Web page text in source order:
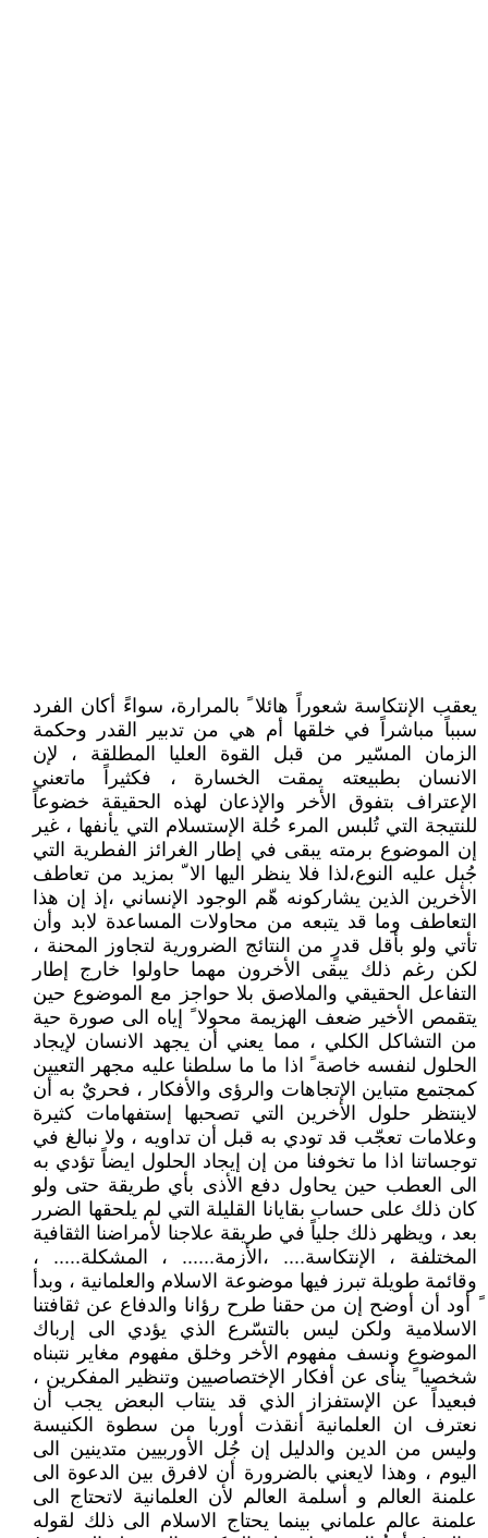
يعقب الإنتكاسة شعوراً هائلا ً بالمرارة، سواءً أكان الفرد
سبباً مباشراً في خلقها أم هي من تدبير القدر وحكمة
الزمان المسّير من قبل القوة العليا المطلقة ، لإن
الانسان بطبيعته يمقت الخسارة ، فكثيراً ماتعني
الإعتراف بتفوق الأخر والإذعان لهذه الحقيقة خضوعاً
للنتيجة التي تُلبس المرء حُلة الإستسلام التي يأنفها ، غير
إن الموضوع برمته يبقى في إطار الغرائز الفطرية التي
جُبل عليه النوع،لذا فلا ينظر اليها الا ّ بمزيد من تعاطف
الأخرين الذين يشاركونه هّم الوجود الإنساني ،إذ إن هذا
التعاطف وما قد يتبعه من محاولات المساعدة لابد وأن
تأتي ولو بأقل قدرٍ من النتائج الضرورية لتجاوز المحنة ،
لكن رغم ذلك يبقى الأخرون مهما حاولوا خارج إطار
التفاعل الحقيقي والملاصق بلا حواجز مع الموضوع حين
يتقمص الأخير ضعف الهزيمة محولا ً إياه الى صورة حية
من التشاكل الكلي ، مما يعني أن يجهد الانسان لإيجاد
الحلول لنفسه خاصة ً اذا ما ما سلطنا عليه مجهر التعيين
كمجتمع متباين الإتجاهات والرؤى والأفكار ، فحريٌ به أن
لاينتظر حلول الأخرين التي تصحبها إستفهامات كثيرة
وعلامات تعجّب قد تودي به قبل أن تداويه ، ولا نبالغ في
توجساتنا اذا ما تخوفنا من إن إيجاد الحلول ايضاً تؤدي به
الى العطب حين يحاول دفع الأذى بأي طريقة حتى ولو
كان ذلك على حساب بقايانا القليلة التي لم يلحقها الضرر
بعد ، ويظهر ذلك جلياً في طريقة علاجنا لأمراضنا الثقافية
المختلفة ، الإنتكاسة.... ،الأزمة...... ، المشكلة..... ،
وقائمة طويلة تبرز فيها موضوعة الاسلام والعلمانية ، وبدأ
ً أود أن أوضح إن من حقنا طرح رؤانا والدفاع عن ثقافتنا
الاسلامية ولكن ليس بالتسّرع الذي يؤدي الى إرباك
الموضوع ونسف مفهوم الأخر وخلق مفهوم مغاير نتبناه
شخصيا ً ينأى عن أفكار الإختصاصيين وتنظير المفكرين ،
فبعيداً عن الإستفزاز الذي قد ينتاب البعض يجب أن
نعترف ان العلمانية أنقذت أوربا من سطوة الكنيسة
وليس من الدين والدليل إن جُل الأوربيين متدينين الى
اليوم ، وهذا لايعني بالضرورة أن لافرق بين الدعوة الى
علمنة العالم و أسلمة العالم لأن العلمانية لاتحتاج الى
علمنة عالم علماني بينما يحتاج الاسلام الى ذلك لقوله